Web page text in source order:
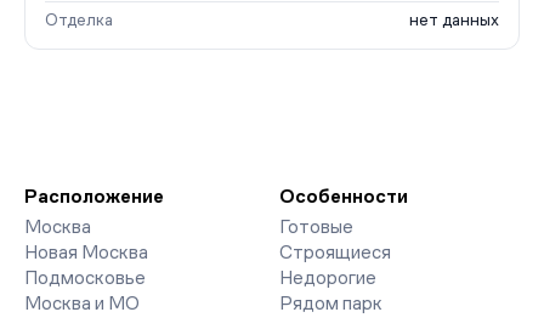
Отделка
нет данных
Расположение
Москва
Новая Москва
Подмосковье
Москва и МО
Особенности
Готовые
Строящиеся
Недорогие
Рядом парк